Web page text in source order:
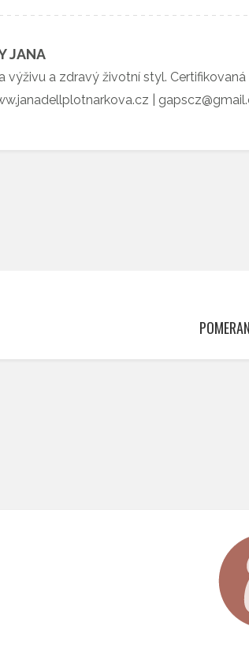
JANA
výživu a zdravý životní styl. Certifikovaná
|